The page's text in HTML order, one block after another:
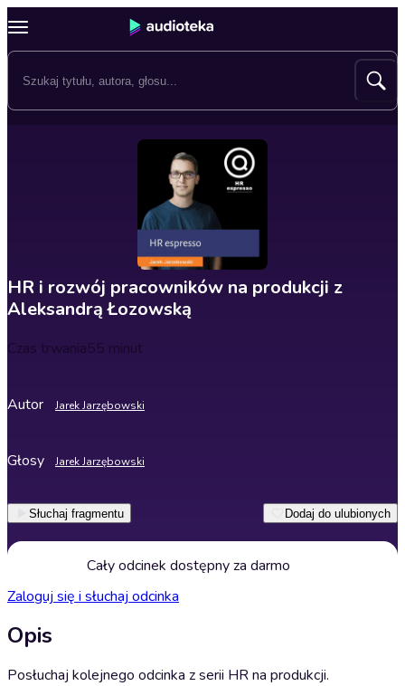
HR i rozwój pracowników na produkcji z
Aleksandrą Łozowską
Czas trwania55 minut
Autor Jarek Jarzębowski
Głosy Jarek Jarzębowski
Słuchaj fragmentu Dodaj do ulubionych
Cały odcinek dostępny za darmo
Zaloguj się i słuchaj odcinka
Opis
Posłuchaj kolejnego odcinka z serii HR na produkcji.